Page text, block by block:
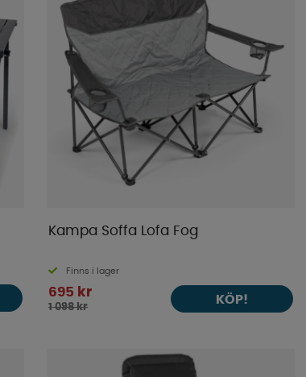
Kampa Soffa Lofa Fog
Finns i lager
695 kr
1 098 kr
KÖP!